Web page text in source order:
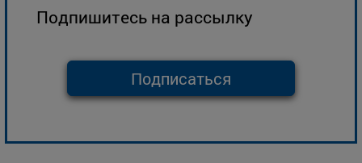
Подпишитесь на рассылку
Подписаться